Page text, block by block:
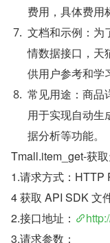
费用，具体费用
文档和示例：为
情数据接口，天
供用户参考和学
常见用途：商品
用于实现自动生
据分析等功能。
Tmall.item_get-获
1.请求方式：HTTP
4 获取 API SDK 文
2.接口地址：
3.请求参数：